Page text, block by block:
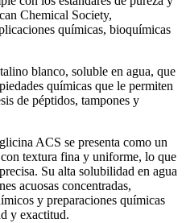
Chemical Society,
químicas, bioquímicas
blanco, soluble en agua, que
químicas que le permiten
de péptidos, tampones y
ACS se presenta como un
textura fina y uniforme, lo que
Su alta solubilidad en agua
acuosas concentradas,
y preparaciones químicas
y exactitud.